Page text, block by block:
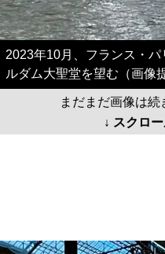
2023年10月、フランス・
ルダム大聖堂を望む（画像
まだまだ画像は続
↓ スクロ